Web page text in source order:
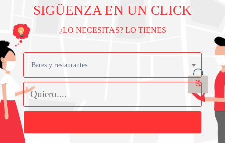
SIGÜENZA EN UN CLICK
¿LO NECESITAS? LO TIENES
Bares y restaurantes